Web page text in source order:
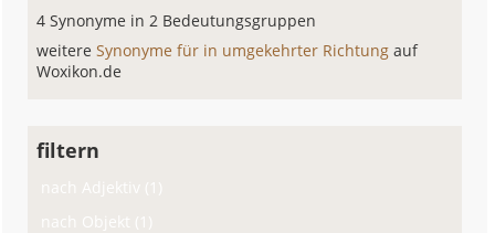
4 Synonyme in 2 Bedeutungsgruppen
weitereSynonyme für in umgekehrter Richtungauf
Woxikon.de
filtern
nach Adjektiv (1)
nach Objekt (1)